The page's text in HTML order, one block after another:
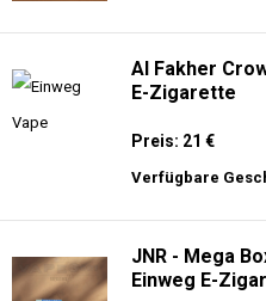
Al Fakher
E-Zigarette
Preis: 21 €
Verfügbare
JNR - Mega
Einweg E-